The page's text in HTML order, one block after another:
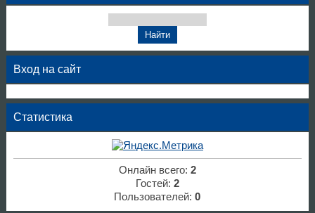
Вход на сайт
Статистика
Онлайн всего: 2
Гостей: 2
Пользователей:0